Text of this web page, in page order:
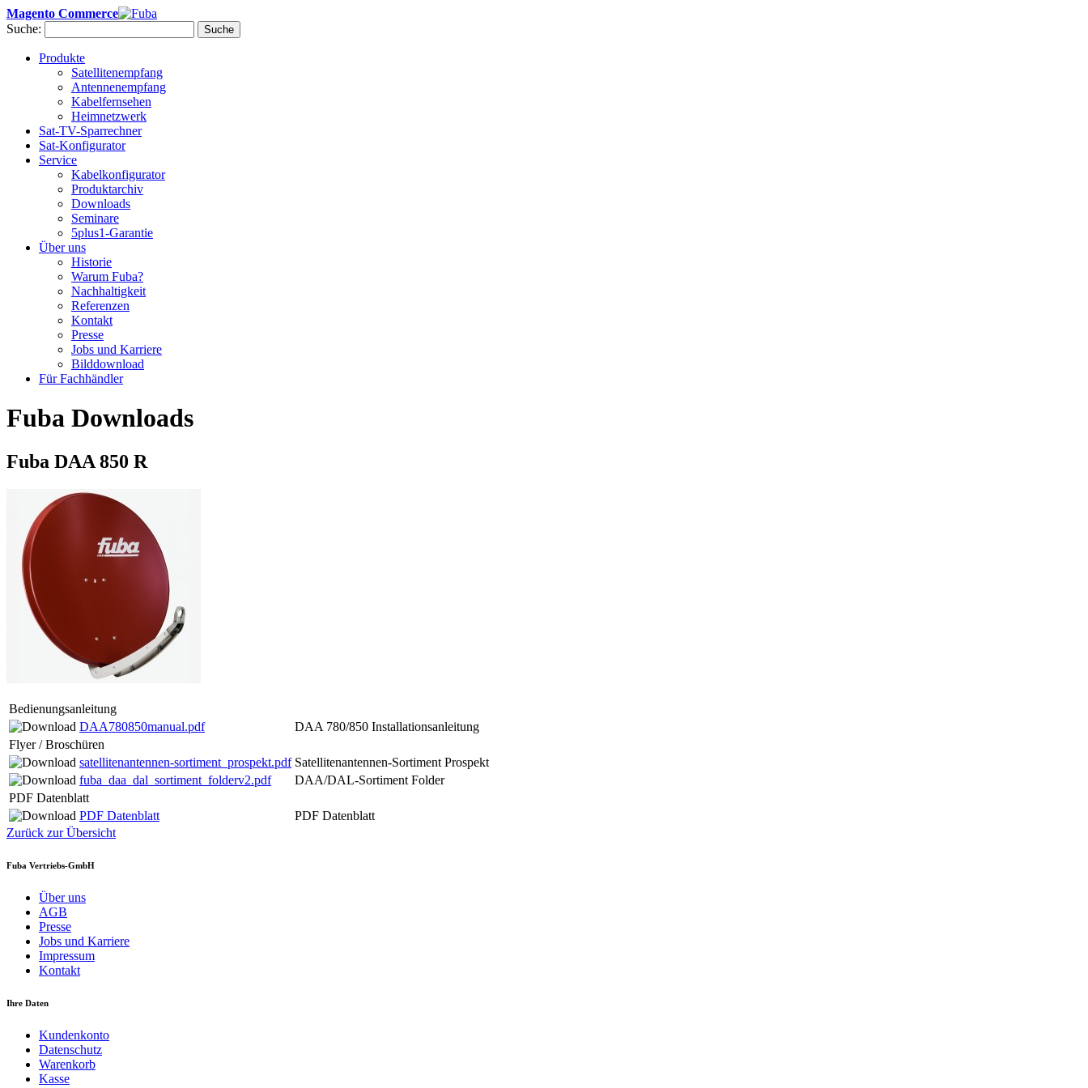
Magento Commerce
Suche:
Suche
Produkte
Satellitenempfang
Antennenempfang
Kabelfernsehen
Heimnetzwerk
Sat-TV-Sparrechner
Sat-Konfigurator
Service
Kabelkonfigurator
Produktarchiv
Downloads
Seminare
5plus1-Garantie
Über uns
Historie
Warum Fuba?
Nachhaltigkeit
Referenzen
Kontakt
Presse
Jobs und Karriere
Bilddownload
Für Fachhändler
Fuba Downloads
Fuba DAA 850 R
Bedienungsanleitung
DAA780850manual.pdf
DAA 780/850 Installationsanleitung
Flyer / Broschüren
satellitenantennen-sortiment_prospekt.pdf Satellitenantennen-Sortiment Prospekt
fuba_daa_dal_sortiment_folderv2.pdf
DAA/DAL-Sortiment Folder
PDF Datenblatt
PDF Datenblatt
PDF Datenblatt
Zurück zur Übersicht
Fuba Vertriebs-GmbH
Über uns
AGB
Presse
Jobs und Karriere
Impressum
Kontakt
Ihre Daten
Kundenkonto
Datenschutz
Warenkorb
Kasse